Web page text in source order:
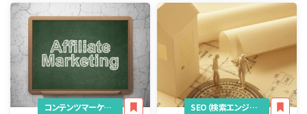
コンテンツマーケティング SEO（検索エンジン最適化）